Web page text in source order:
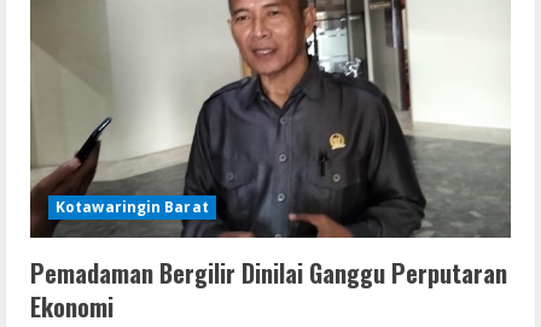
Kotawaringin Barat
Pemadaman Bergilir Dinilai Ganggu Perputaran
Ekonomi